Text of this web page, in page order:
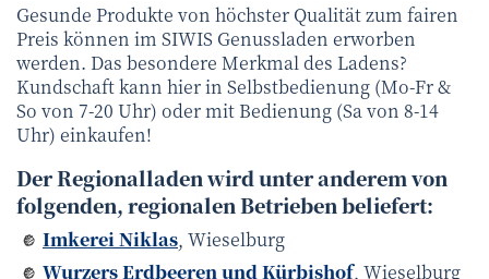
Gesunde Produkte von höchster Qualität zum fairen
Preis können im SIWIS Genussladen erworben
werden. Das besondere Merkmal des Ladens?
Kundschaft kann hier in Selbstbedienung (Mo-Fr &
So von 7-20 Uhr) oder mit Bedienung (Sa von 8-14
Uhr) einkaufen!
Der Regionalladen wird unter anderem von
folgenden, regionalen Betrieben beliefert:
Imkerei Niklas, Wieselburg
Wurzers Erdbeeren und Kürbishof, Wieselburg